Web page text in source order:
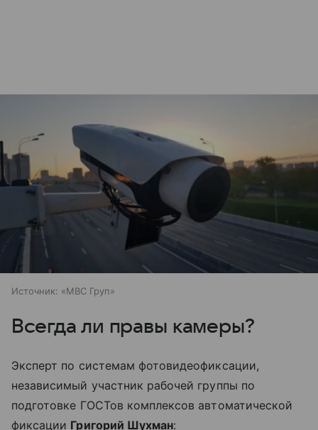
Источник: «МВС Груп»
Всегда ли правы камеры?
Эксперт по системам фотовидеофиксации,
независимый участник рабочей группы по
подготовке ГОСТов комплексов автоматической
фиксации Григорий Шухман: